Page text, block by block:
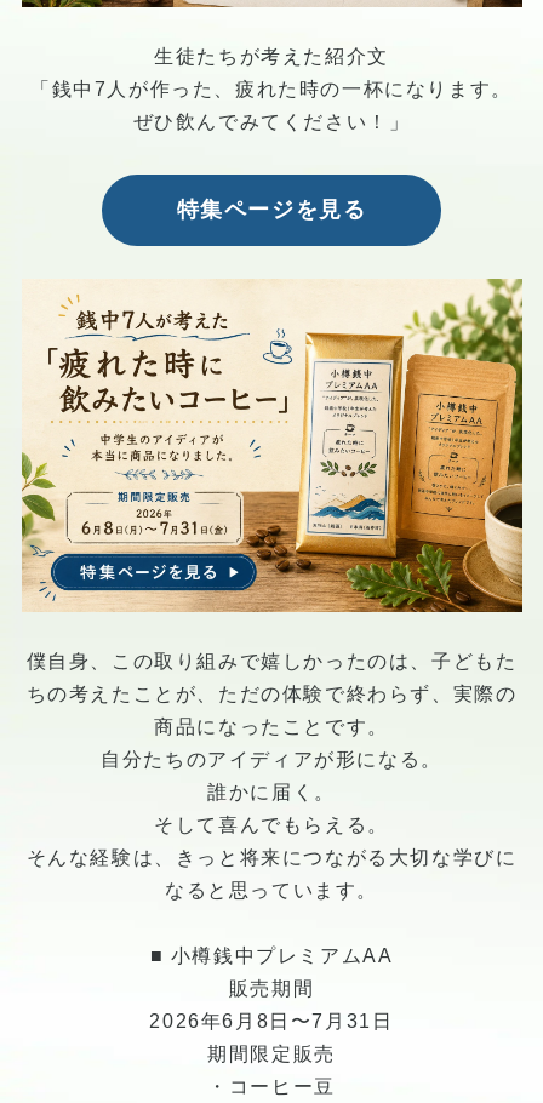
生徒たちが考えた紹介文
「銭中7人が作った、疲れた時の一杯になります。
ぜひ飲んでみてください！」
特集ページを見る
僕自身、この取り組みで嬉しかったのは、子どもた
ちの考えたことが、ただの体験で終わらず、実際の
商品になったことです。
自分たちのアイディアが形になる。
誰かに届く。
そして喜んでもらえる。
そんな経験は、きっと将来につながる大切な学びに
なると思っています。
■ 小樽銭中プレミアムAA
販売期間
2026年6月8日〜7月31日
期間限定販売
・コーヒー豆